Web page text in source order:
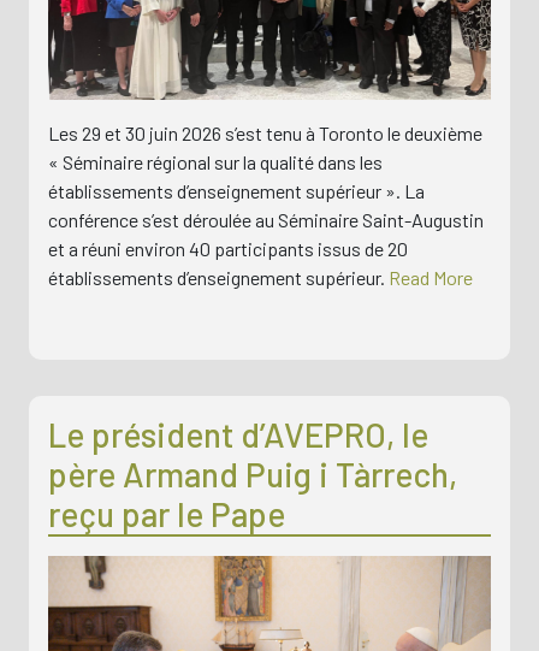
Les 29 et 30 juin 2026 s’est tenu à Toronto le deuxième
« Séminaire régional sur la qualité dans les
établissements d’enseignement supérieur ». La
conférence s’est déroulée au Séminaire Saint-Augustin
et a réuni environ 40 participants issus de 20
établissements d’enseignement supérieur. Read More
Le président d’AVEPRO, le
père Armand Puig i Tàrrech,
reçu par le Pape